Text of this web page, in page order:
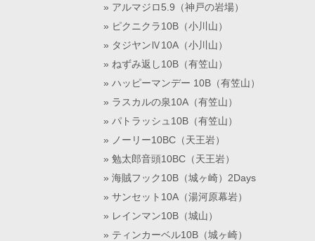
アルマジロ5.9（神戸の岩場）
ピクニクラ10B（小川山）
タジヤンⅣ10A（小川山）
ねずみ返し10B（有笠山）
ハッピーマンデー 10B（有笠山）
ラスカルの泉10A（有笠山）
パトラッシュ10B（有笠山）
ノーリー10BC（天王岩）
勉太郎音頭10BC（天王岩）
海賊フック10B（城ヶ崎）2Days
サンセット10A（湯河原幕岩）
レインマン10B（城山）
ティンカーベル10B（城ヶ崎）